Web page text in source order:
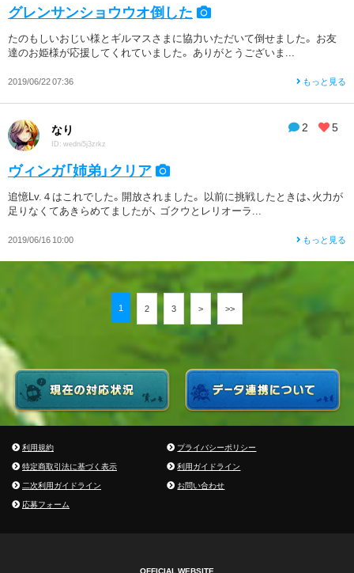
グレンサンショウウオ倒した
たのもしいおじい様とギルマスさまに協力いただいて倒せました。 お友
達のお姫様が応援してくれていました。 ありがとうございま...
2019/06/22 07:36 もっと見る
2 5
なり
ID: wedni5j3zrkz
ヴィンガ「姉弟」クリア
追憶Lv.４はこれでした。開放されました。 以前に挑戦したときは、火力が
足りなくてあきらめてましたが、 ゴクウとレリオーラ...
2019/06/16 10:00 もっと見る
1 2 3 > >>
利用規約
プライバシーポリシー
特定商取引法に基づく表示
利用ガイドライン
二次利用ガイドライン
お問い合わせ
応募フォーム
OFFICIAL WEBSITE